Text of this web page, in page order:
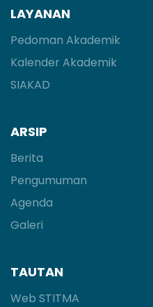
LAYANAN
Pedoman Akademik
Kalender Akademik
SIAKAD
ARSIP
Berita
Pengumuman
Agenda
Galeri
TAUTAN
Web STITMA